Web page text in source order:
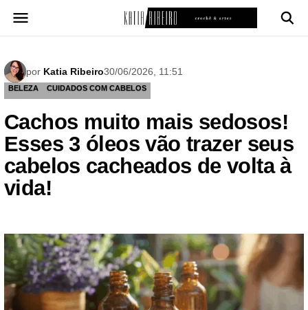
para
por Katia Ribeiro30/06/2026, 11:51
BELEZA CUIDADOS COM CABELOS
Cachos muito mais sedosos!
Esses 3 óleos vão trazer seus
cabelos cacheados de volta à
vida!